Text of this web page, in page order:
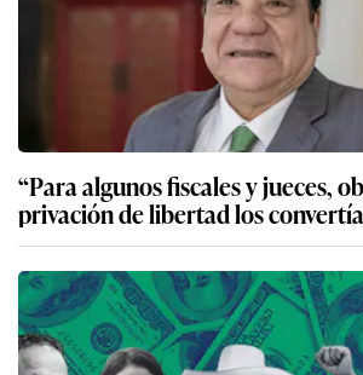
“Para algunos fiscales y jueces,
privación de libertad los convertía